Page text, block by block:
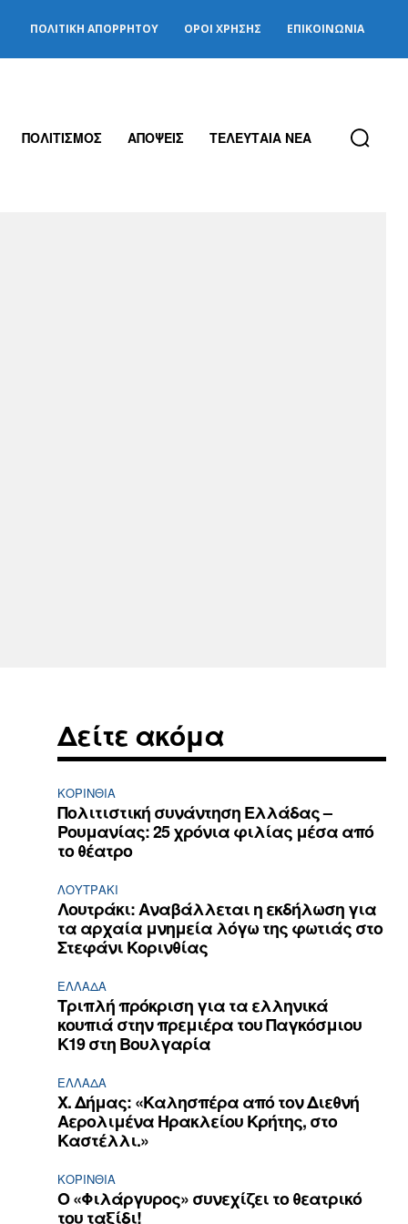
ΠΟΛΙΤΙΚΉ ΑΠΟΡΡΉΤΟΥ ΌΡΟΙ ΧΡΉΣΗΣ ΕΠΙΚΟΙΝΩΝΊΑ
ΠΟΛΙΤΙΣΜΟΣ ΑΠΟΨΕΙΣ ΤΕΛΕΥΤΑΙΑ ΝΕΑ
Δείτε ακόμα
ΚΟΡΙΝΘΊΑ
Πολιτιστική συνάντηση Ελλάδας –
Ρουμανίας: 25 χρόνια φιλίας μέσα από
το θέατρο
ΛΟΥΤΡΆΚΙ
Λουτράκι: Αναβάλλεται η εκδήλωση για
τα αρχαία μνημεία λόγω της φωτιάς στο
Στεφάνι Κορινθίας
ΕΛΛΆΔΑ
Τριπλή πρόκριση για τα ελληνικά
κουπιά στην πρεμιέρα του Παγκόσμιου
Κ19 στη Βουλγαρία
ΕΛΛΆΔΑ
Χ. Δήμας: «Καλησπέρα από τον Διεθνή
Αερολιμένα Ηρακλείου Κρήτης, στο
Καστέλλι.»
ΚΟΡΙΝΘΊΑ
Ο «Φιλάργυρος» συνεχίζει το θεατρικό
του ταξίδι!